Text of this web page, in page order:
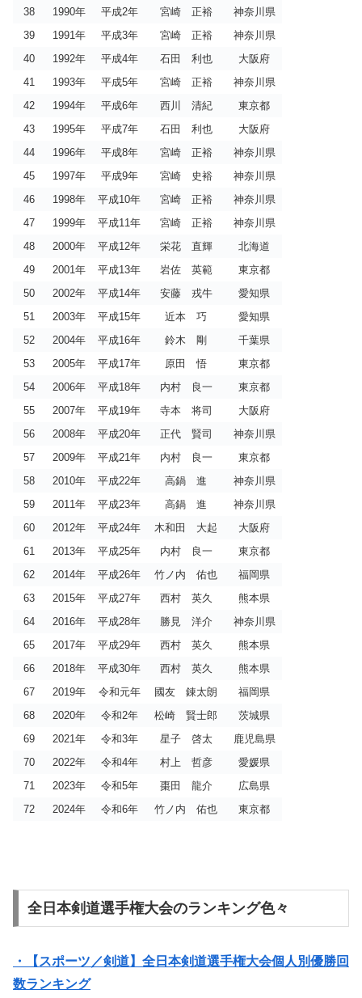
38
1990年 平成2年 宮崎 正裕
神奈川県
39
1991年 平成3年 宮崎 正裕
神奈川県
40
1992年 平成4年 石田 利也
大阪府
41
1993年 平成5年 宮崎 正裕
神奈川県
42
1994年 平成6年 西川 清紀
東京都
43
1995年 平成7年 石田 利也
大阪府
44
1996年 平成8年 宮崎 正裕
神奈川県
45
1997年 平成9年 宮崎 史裕
神奈川県
46
1998年 平成10年 宮崎 正裕
神奈川県
47
1999年 平成11年 宮崎 正裕
神奈川県
48
2000年 平成12年 栄花 直輝
北海道
49
2001年 平成13年 岩佐 英範
東京都
50
2002年 平成14年 安藤 戎牛
愛知県
51
2003年 平成15年 近本 巧
愛知県
52
2004年 平成16年 鈴木 剛
千葉県
53
2005年 平成17年 原田 悟
東京都
54
2006年 平成18年 内村 良一
東京都
55
2007年 平成19年 寺本 将司
大阪府
56
2008年 平成20年 正代 賢司
神奈川県
57
2009年 平成21年 内村 良一
東京都
58
2010年 平成22年 高鍋 進
神奈川県
59
2011年 平成23年 高鍋 進
神奈川県
60
2012年 平成24年 木和田 大起
大阪府
61
2013年 平成25年 内村 良一
東京都
62
2014年 平成26年 竹ノ内 佑也
福岡県
63
2015年 平成27年 西村 英久
熊本県
64
2016年 平成28年 勝見 洋介
神奈川県
65
2017年 平成29年 西村 英久
熊本県
66
2018年 平成30年 西村 英久
熊本県
67
2019年 令和元年 國友 錬太朗
福岡県
68
2020年 令和2年 松崎 賢士郎
茨城県
69
2021年 令和3年 星子 啓太
鹿児島県
70
2022年 令和4年 村上 哲彦
愛媛県
71
2023年 令和5年 棗田 龍介
広島県
72
2024年 令和6年 竹ノ内 佑也 東京都
全日本剣道選手権大会のランキング色々
・【スポーツ／剣道】全日本剣道選手権大会個人別優勝回
数ランキング